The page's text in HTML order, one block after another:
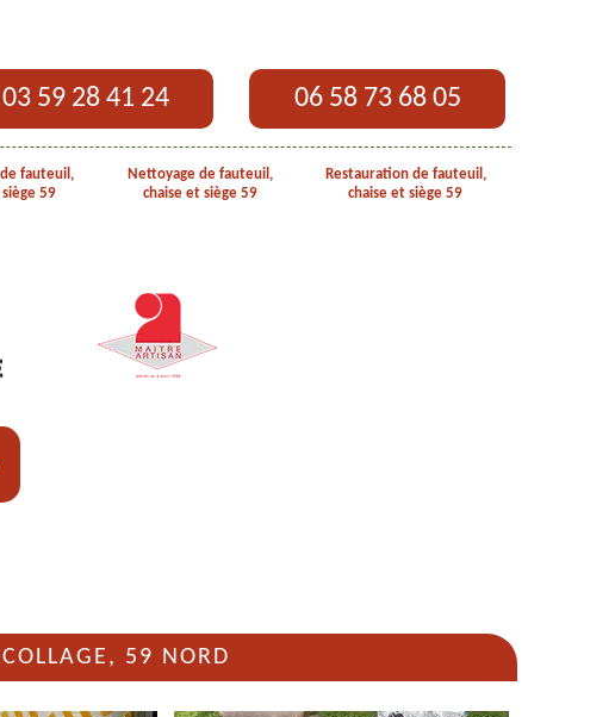
03 59 28 41 24 06 58 73 68 05
fauteuil,
59
Nettoyage de fauteuil,
chaise et siège 59
Restauration de fauteuil,
chaise et siège 59
59 NORD